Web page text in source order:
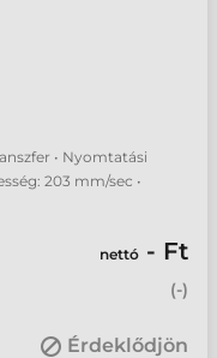
• Nyomtatási
203 mm/sec •
nettó - Ft
(-)
Érdeklődjön